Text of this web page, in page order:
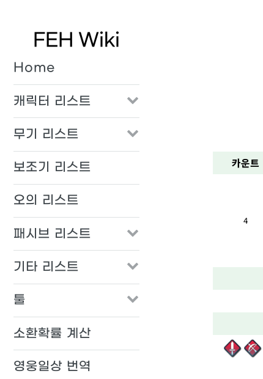
FEH Wiki
Home
캐릭터 리스트
무기 리스트
보조기 리스트
오의 리스트
패시브 리스트
기타 리스트
툴
소환확률 계산
영웅일상 번역
카운트
4